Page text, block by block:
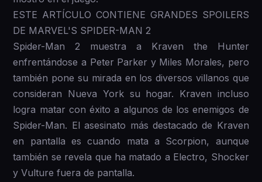
ESTE ARTÍCULO CONTIENE GRANDES SPOILERS
DE MARVEL'S SPIDER-MAN 2
Spider-Man 2 muestra a Kraven the Hunter
enfrentándose a Peter Parker y Miles Morales, pero
también pone su mirada en los diversos villanos que
consideran Nueva York su hogar. Kraven incluso
logra matar con éxito a algunos de los enemigos de
Spider-Man. El asesinato más destacado de Kraven
en pantalla es cuando mata a Scorpion, aunque
también se revela que ha matado a Electro, Shocker
y Vulture fuera de pantalla.